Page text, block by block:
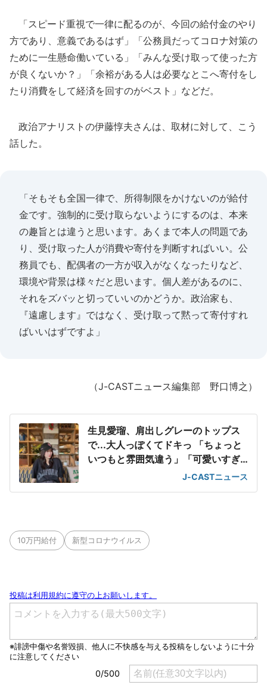
「スピード重視で一律に配るのが、今回の給付金のやり
方であり、意義であるはず」「公務員だってコロナ対策の
ために一生懸命働いている」「みんな受け取って使った方
が良くないか？」「余裕がある人は必要なとこへ寄付をし
たり消費をして経済を回すのがベスト」などだ。
政治アナリストの伊藤惇夫さんは、取材に対して、こう
話した。
「そもそも全国一律で、所得制限をかけないのが給付
金です。強制的に受け取らないようにするのは、本来
の趣旨とは違うと思います。あくまで本人の問題であ
り、受け取った人が消費や寄付を判断すればいい。公
務員でも、配偶者の一方が収入がなくなったりなど、
環境や背景は様々だと思います。個人差があるのに、
それをズバッと切っていいのかどうか。政治家も、
『遠慮します』ではなく、受け取って黙って寄付すれ
ばいいはずですよ」
（J-CASTニュース編集部 野口博之）
生見愛瑠、肩出しグレーのトップス
で...大人っぽくてドキっ 「ちょっと
いつもと雰囲気違う」「可愛いすぎ
J-CASTニュース
10万円給付 新型コロナウイルス